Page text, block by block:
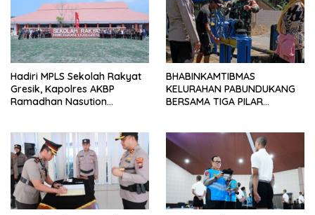
Hadiri MPLS Sekolah Rakyat
Gresik, Kapolres AKBP
Ramadhan Nasution
Berkualitas
BHABINKAMTIBMAS
KELURAHAN PABUNDUKANG
BERSAMA TIGA PILAR
MUSIM KEMARAU